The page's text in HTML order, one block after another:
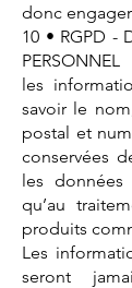
donc
10 • RGPD -
PERSONNEL
les
savoir le
postal et
conservées
les
qu’au
produits
Les
seront